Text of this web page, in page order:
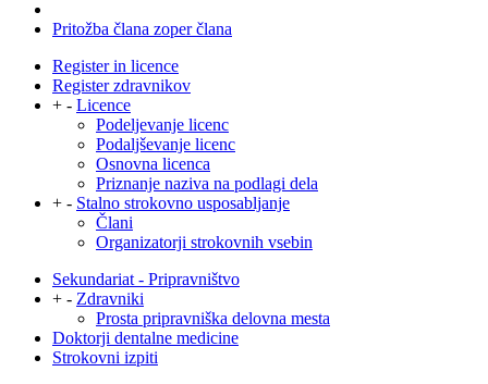
Pritožba člana zoper člana
Register in licence
Register zdravnikov
+ - Licence
Podeljevanje licenc
Podaljševanje licenc
Osnovna licenca
Priznanje naziva na podlagi dela
+ - Stalno strokovno usposabljanje
Člani
Organizatorji strokovnih vsebin
Sekundariat - Pripravništvo
+ - Zdravniki
Prosta pripravniška delovna mesta
Doktorji dentalne medicine
Strokovni izpiti